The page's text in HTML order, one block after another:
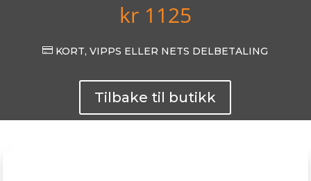
kr1125
 KORT, VIPPS ELLER NETS DELBETALING
Tilbake til butikk